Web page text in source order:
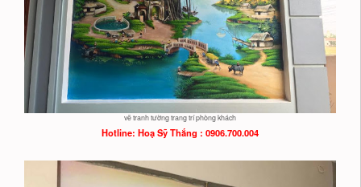
vẽ tranh tường trang trí phòng khách
Hotline: HoạSỹ Thắng : 0906.700.004